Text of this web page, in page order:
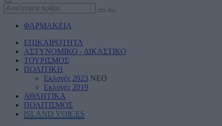
ΦΑΡΜΑΚΕΙΑ
ΕΠΙΚΑΙΡΟΤΗΤΑ
ΑΣΤΥΝΟΜΙΚΟ - ΔΙΚΑΣΤΙΚΟ
ΤΟΥΡΙΣΜΟΣ
ΠΟΛΙΤΙΚΗ
Εκλογές 2023 ΝΕΟ
Εκλογές 2019
ΑΘΛΗΤΙΚΑ
ΠΟΛΙΤΙΣΜΟΣ
ISLAND VOICES